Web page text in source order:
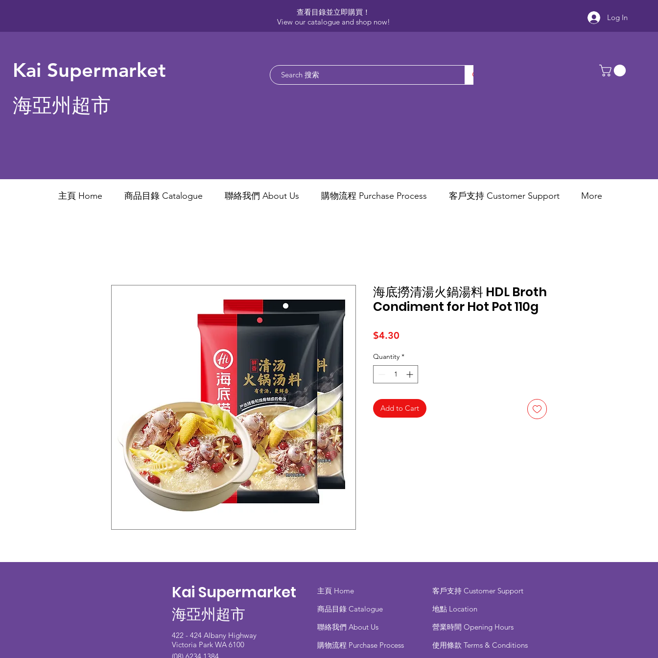
查看目錄並立即購買！​
View our catalogue and shop now!
Log In
Kai Supermarket
海亞州超市
主頁 Home 商品目錄 ​Catalogue 聯絡我們 About Us ​購物流程 Purchase Process 客戶支持 Customer Support More
海底撈清湯火鍋湯料 HDL Broth
Condiment for Hot Pot 110g
$4.30
Quantity *
Add to Cart
Kai Supermarket
海亞州超市
422 - 424 Albany Highway
Victoria Park WA 6100
主頁 Home
商品目錄 ​Catalogue
聯絡我們 About Us
​購物流程 Purchase Process
客戶支持Customer Support
地點 Location
營業時間Opening Hours
使用條款Terms & Conditions